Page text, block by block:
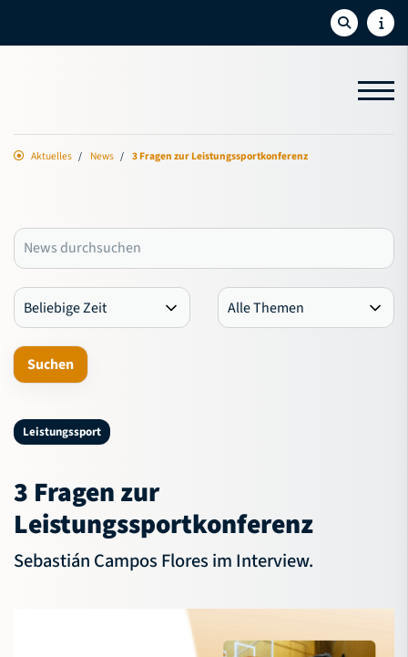
Aktuelles News 3 Fragen zur Leistungssportkonferenz
Leistungssport
3 Fragen zur
Leistungssportkonferenz
Sebastián Campos Flores im Interview.
Aktuelles
Newsletter
Social-Feed
Sport
Bildung
NBV-Jugend
Verband